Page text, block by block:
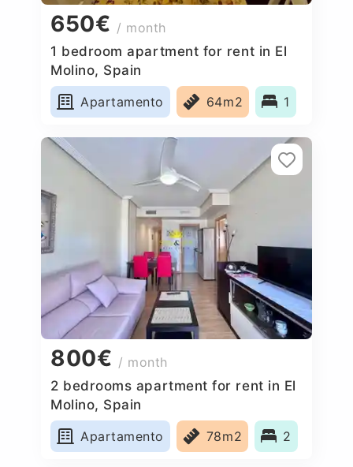
650€ / month
1 bedroom apartment for rent in El
Molino, Spain
Apartamento
64m2 1
800€ / month
2 bedrooms apartment for rent in El
Molino, Spain
Apartamento
78m2 2